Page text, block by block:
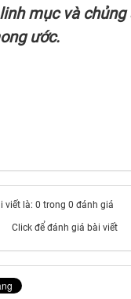
mục và
ước.
viết là: 0 trong 0 đánh giá
Click để đánh giá bài viết